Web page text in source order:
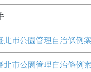
北市公園管理自治條例
北市公園管理自治條例